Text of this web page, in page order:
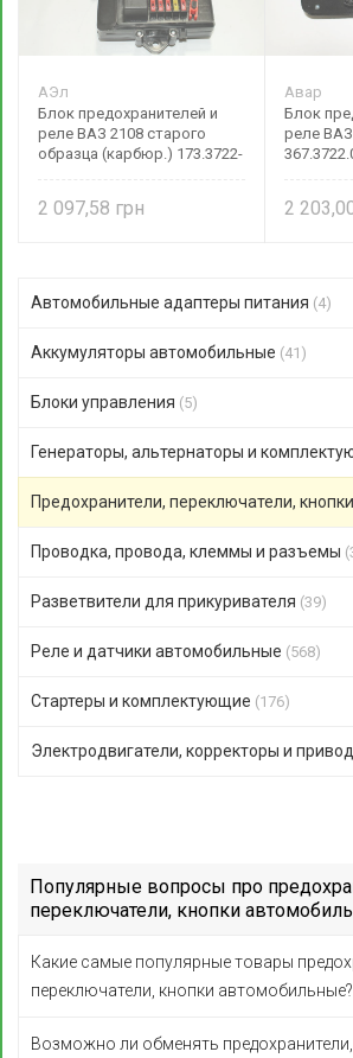
АЭл
Блок предохранителей и
реле ВАЗ 2108 старого
образца (карбюр.) 173.3722-
2 097,58
Авар
Блок
реле
2
Автомобильные адаптеры питания (4)
Аккумуляторы автомобильные (41)
Блоки управления (5)
Генераторы, альтернаторы и
Проводка, провода, клеммы и разъемы
Разветвители для прикуривателя (39)
Реле и датчики автомобильные (568)
Стартеры и комплектующие (176)
Электродвигатели, корректоры и
Популярные вопросы про
переключатели, кнопки
Какие самые популярные товары
переключатели, кнопки автомобильные?
Возможно ли обменять